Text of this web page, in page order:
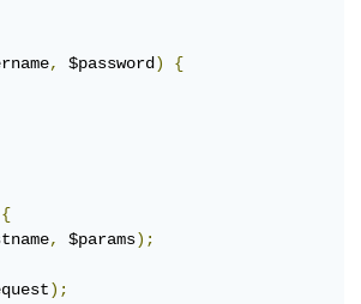
, $password)
{
{
, $params);
);